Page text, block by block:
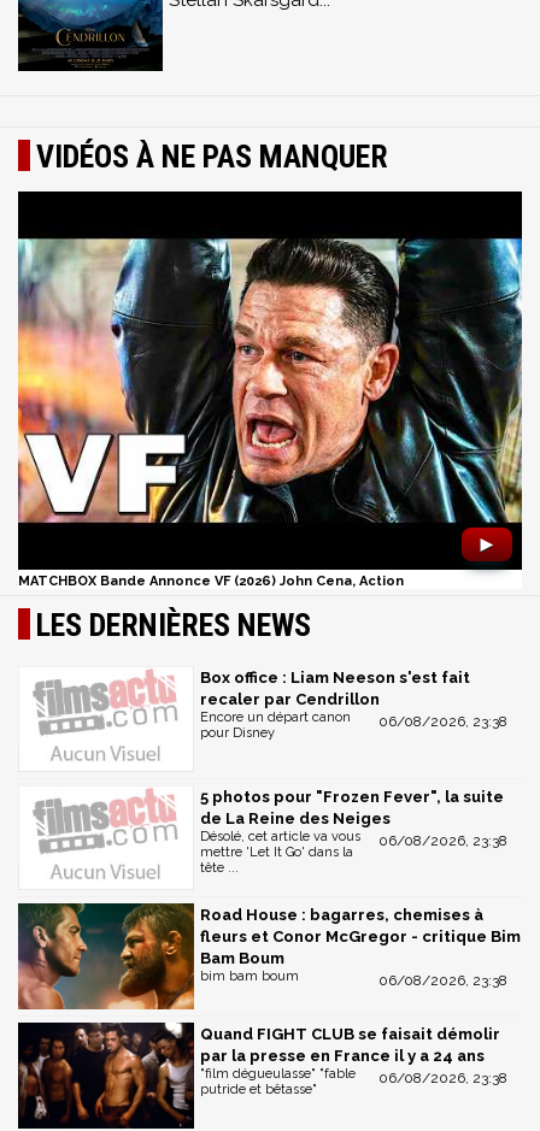
VIDÉOS À NE PAS MANQUER
►
MATCHBOX Bande Annonce VF (2026) John Cena, Action
LES DERNIÈRES NEWS
Box office : Liam Neeson s'est fait
recaler par Cendrillon
06/08/2026, 23:38
Encore un départ canon
pour Disney
5 photos pour "Frozen Fever", la suite
de La Reine des Neiges
06/08/2026, 23:38
Désolé, cet article va vous
mettre 'Let It Go' dans la
tête ...
Road House : bagarres, chemises à
fleurs et Conor McGregor - critique Bim
Bam Boum
06/08/2026, 23:38
bim bam boum
Quand FIGHT CLUB se faisait démolir
par la presse en France il y a 24 ans
06/08/2026, 23:38
"film dégueulasse" "fable
putride et bêtasse"